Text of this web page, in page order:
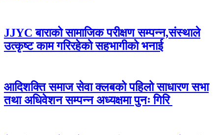
JJYC बाराको सामाजिक परीक्षण सम्पन्न,संस्थाले
उत्कृष्ट काम गरिरहेको सहभागीको भनाई
आदिशक्ति समाज सेवा क्लबको पहिलो साधारण सभा
तथा अधिवेशन सम्पन्न अध्यक्षमा पुनः गिरि